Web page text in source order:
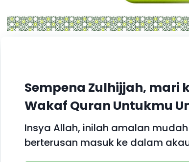
Sempena Zulhijjah, mari
Wakaf Quran Untukmu
Insya Allah, inilah amalan
berterusan masuk ke dalam